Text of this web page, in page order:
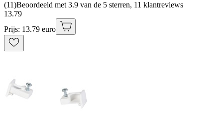
(11)Beoordeeld met 3.9 van de 5 sterren, 11 klantreviews
13.79
Prijs: 13.79 euro